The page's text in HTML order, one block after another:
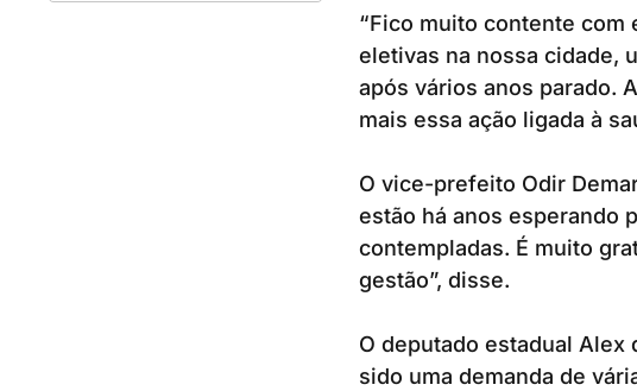
“Fico muito contente com
eletivas na nossa cidade,
após vários anos parado.
mais essa ação ligada à
O vice-prefeito Odir
estão há anos esperando
contempladas. É muito
gestão”, disse.
O deputado estadual Alex
sido uma demanda de